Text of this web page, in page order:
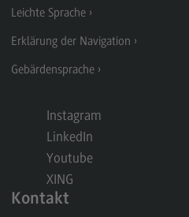
Kontakt
Personalmanagement und
Wirtschaftspsychologie
Personalmanagement und
Modulangebot
Berufsperspektiven
Kontakt
Planung und Koordination
Leichte Sprache
Erklärung der Navigation
Gebärdensprache
Instagram
LinkedIn
Youtube
XING
Kontakt